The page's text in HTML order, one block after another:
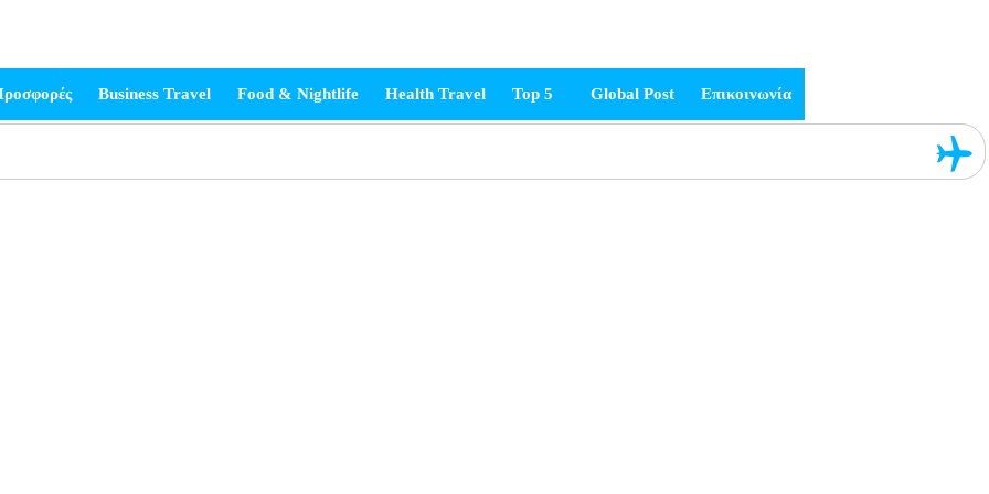
Business Travel Food & Nightlife Health Travel Top 5 Global Post Επικοινωνία